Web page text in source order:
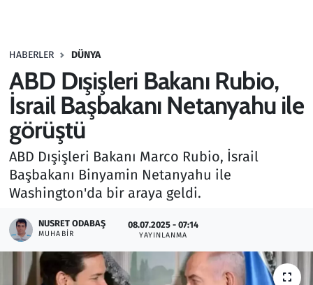
HABERLER DÜNYA
ABD Dışişleri Bakanı Rubio,
İsrail Başbakanı Netanyahu ile
görüştü
ABD Dışişleri Bakanı Marco Rubio, İsrail
Başbakanı Binyamin Netanyahu ile
Washington'da bir araya geldi.
NUSRET ODABAŞ
MUHABIR
08.07.2025 - 07:14
YAYINLANMA
Haber
Kültür Sanat
Kurumsal Haberler
Lezzet Durağı
Memur ve Kamu
Otomobil
Oyun